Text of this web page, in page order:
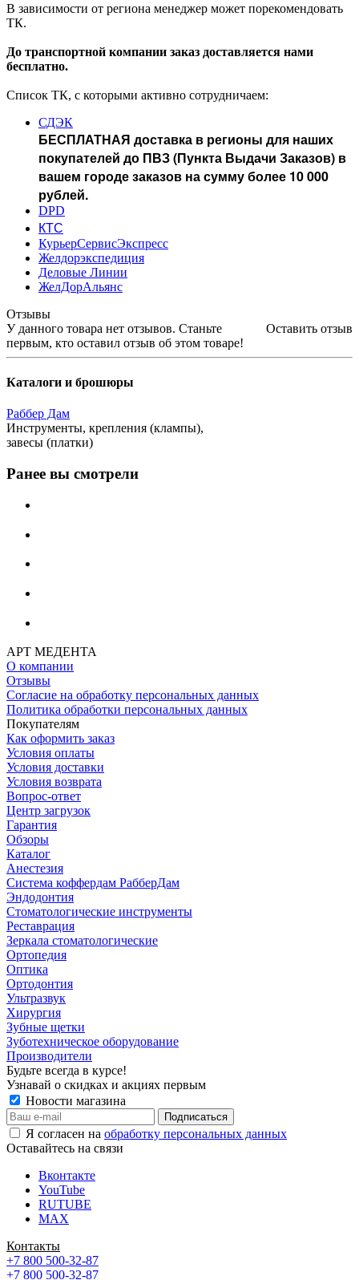
В зависимости от региона менеджер может порекомендовать
ТК.
До транспортной компании заказ доставляется нами
бесплатно.
Список ТК, с которыми активно сотрудничаем:
СДЭК
БЕСПЛАТНАЯ доставка в регионы для наших
покупателей до ПВЗ (Пункта Выдачи Заказов) в
вашем городе заказов на сумму более 10 000
рублей.
DPD
КТС
КурьерСервисЭкспресс
Желдорэкспедиция
Деловые Линии
ЖелДорАльянс
Отзывы
Оставить отзыв
У данного товара нет отзывов. Станьте
первым, кто оставил отзыв об этом товаре!
Каталоги и брошюры
Раббер Дам
Инструменты, крепления (клампы),
завесы (платки)
Ранее вы смотрели
АРТ МЕДЕНТА
О компании
Отзывы
Согласие на обработку персональных данных
Политика обработки персональных данных
Покупателям
Как оформить заказ
Условия оплаты
Условия доставки
Условия возврата
Вопрос-ответ
Центр загрузок
Гарантия
Обзоры
Каталог
Анестезия
Система коффердам РабберДам
Эндодонтия
Стоматологические инструменты
Реставрация
Зеркала стоматологические
Ортопедия
Оптика
Ортодонтия
Ультразвук
Хирургия
Зубные щетки
Зуботехническое оборудование
Производители
Будьте всегда в курсе!
Узнавай о скидках и акциях первым
Новости магазина
Я согласен на обработку персональных данных
Оставайтесь на связи
Вконтакте
YouTube
RUTUBE
MAX
Контакты
+7 800 500-32-87
+7 800 500-32-87